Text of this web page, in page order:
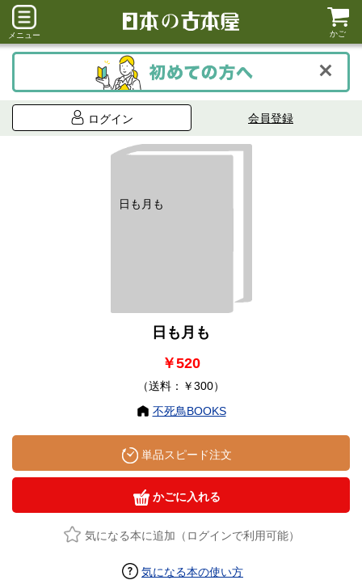
メニュー かご
ログイン 会員登録
日も月も
日も月も
￥520
（送料：￥300）
不死鳥BOOKS
単品スピード注文
かごに入れる
気になる本に追加（ログインで利用可能）
気になる本の使い方